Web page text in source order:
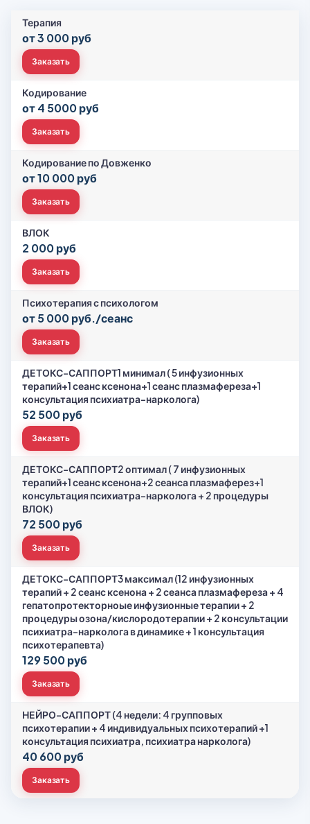
Терапия
от 3 000 руб
Заказать
Кодирование
от 4 5000 руб
Заказать
Кодирование по Довженко
от 10 000 руб
Заказать
ВЛОК
2 000 руб
Заказать
Психотерапия с психологом
от 5 000 руб./сеанс
Заказать
ДЕТОКС-САППОРТ1 минимал ( 5 инфузионных
терапий+1 сеанс ксенона+1 сеанс плазмафереза+1
консультация психиатра-нарколога)
52 500 руб
Заказать
ДЕТОКС-САППОРТ2 оптимал ( 7 инфузионных
терапий+1 сеанс ксенона+2 сеанса плазмаферез+1
консультация психиатра-нарколога + 2 процедуры
ВЛОК)
72 500 руб
Заказать
ДЕТОКС-САППОРТ3 максимал (12 инфузионных
терапий + 2 сеанс ксенона + 2 сеанса плазмафереза + 4
гепатопротекторноые инфузионные терапии + 2
процедуры озона/кислородотерапии + 2 консультации
психиатра-нарколога в динамике + 1 консультация
психотерапевта)
129 500 руб
Заказать
НЕЙРО-САППОРТ (4 недели: 4 групповых
психотерапии + 4 индивидуальных психотерапий +1
консультация психиатра, психиатра нарколога)
40 600 руб
Заказать